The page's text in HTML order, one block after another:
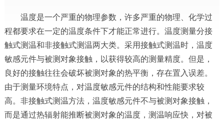
温度是一个严重的物理参数，许多严重的物理、化学过
程都要求在一定的温度条件下才能正常进行。温度测量分接
触式测温和非接触式测温两大类。采用接触式测温时，温度
敏感元件与被测对象接触，以获得较高的测量精度。但是，
良好的接触往往会破坏被测对象的热平衡，存在置入误差。
由于测量环境特点，对温度敏感元件的结构和性能要求较
高。非接触式测温方法，温度敏感元件不与被测对象接触，
而是通过热辐射能推断被测对象的温度，测温响应快，对被